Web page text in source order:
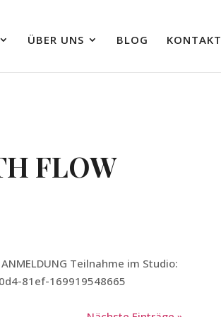
ÜBER UNS BLOG KONTAKT
FLOW
Teilnahme im Studio:
81ef-169919548665